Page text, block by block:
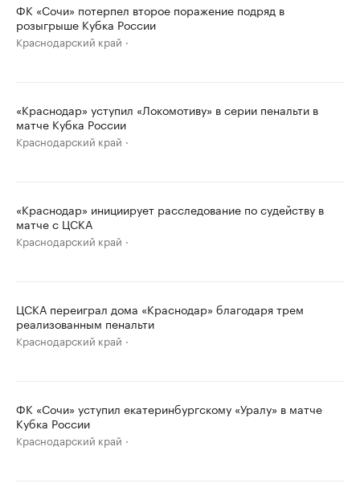
ФК «Сочи» потерпел второе поражение подряд в
розыгрыше Кубка России
Краснодарский край
«Краснодар» уступил «Локомотиву» в серии пенальти в
матче Кубка России
Краснодарский край
«Краснодар» инициирует расследование по судейству в
матче с ЦСКА
Краснодарский край
ЦСКА переиграл дома «Краснодар» благодаря трем
реализованным пенальти
Краснодарский край
ФК «Сочи» уступил екатеринбургскому «Уралу» в матче
Кубка России
Краснодарский край